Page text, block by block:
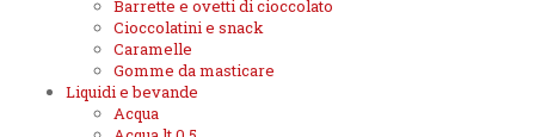
Barrette e ovetti di cioccolato
Cioccolatini e snack
Caramelle
Gomme da masticare
Liquidi e bevande
Acqua